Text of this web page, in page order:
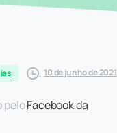
10 de junho de 2021
peloFacebook da